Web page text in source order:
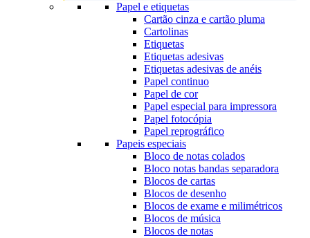
Papel e etiquetas
Cartão cinza e cartão pluma
Cartolinas
Etiquetas
Etiquetas adesivas
Etiquetas adesivas de anéis
Papel continuo
Papel de cor
Papel especial para impressora
Papel fotocópia
Papel reprográfico
Papeis especiais
Bloco de notas colados
Bloco notas bandas separadora
Blocos de cartas
Blocos de desenho
Blocos de exame e milimétricos
Blocos de música
Blocos de notas